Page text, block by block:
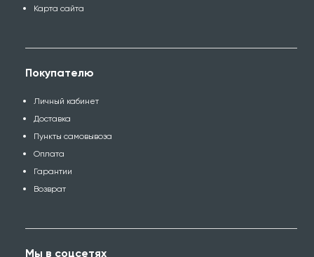
Карта сайта
Покупателю
Личный кабинет
Доставка
Пункты самовывоза
Оплата
Гарантии
Возврат
Мы в соцсетях